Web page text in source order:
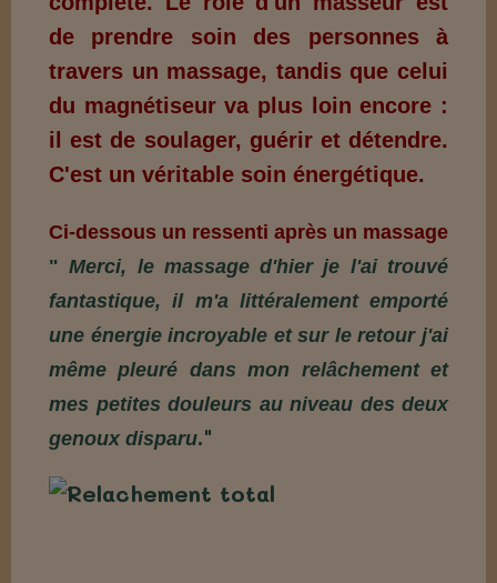
de prendre soin des personnes à
travers un massage, tandis que celui
du magnétiseur va plus loin encore :
il est de soulager, guérir et détendre.
C'est un véritable soin énergétique.
Ci-dessous un ressenti après un massage
"Merci, le massage d'hier je l'ai trouvé
fantastique, il m'a littéralement emporté
une énergie incroyable et sur le retour j'ai
même pleuré dans mon relâchement et
mes petites douleurs au niveau des deux
genoux disparu."